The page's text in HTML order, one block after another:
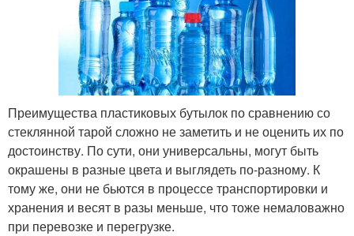
Преимущества пластиковых бутылок по сравнению со
стеклянной тарой сложно не заметить и не оценить их по
достоинству. По сути, они универсальны, могут быть
окрашены в разные цвета и выглядеть по-разному. К
тому же, они не бьются в процессе транспортировки и
хранения и весят в разы меньше, что тоже немаловажно
при перевозке и перегрузке.